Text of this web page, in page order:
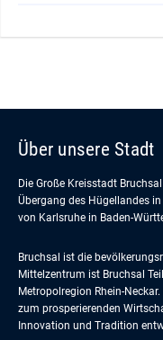
Über unsere Stadt
Die Große Kreisstadt
Übergang des Hügellandes
von Karlsruhe in Baden-
Bruchsal ist die
Mittelzentrum ist Bruchsal
Metropolregion Rhein-
zum prosperierenden
Innovation und Tradition